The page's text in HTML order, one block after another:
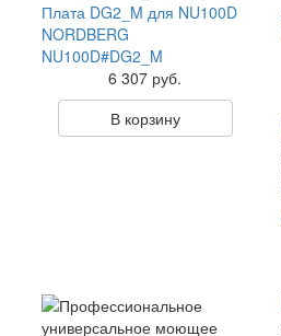
Плата DG2_M для NU100D
NORDBERG
NU100D#DG2_M
6 307 руб.
В корзину